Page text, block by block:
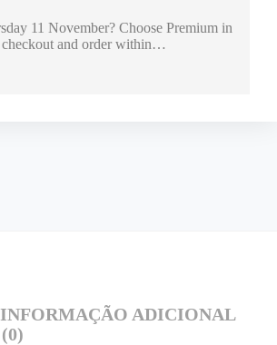
11 November? Choose Premiumin
checkout and order within…
INFORMAÇÃO ADICIONAL